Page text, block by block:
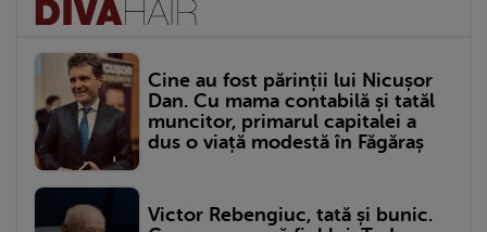
Cine au fost părinții lui Nicușor
Dan. Cu mama contabilă și tatăl
muncitor, primarul capitalei a
dus o viață modestă în Făgăraș
Victor Rebengiuc, tată și bunic.